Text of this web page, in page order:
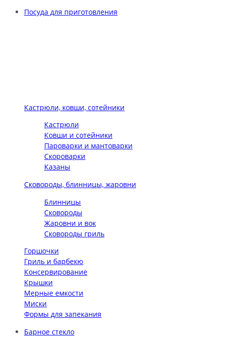
Посуда для приготовления
Кастрюли, ковши, сотейники
Кастрюли
Ковши и сотейники
Пароварки и мантоварки
Скороварки
Казаны
Сковороды, блинницы, жаровни
Блинницы
Сковороды
Жаровни и вок
Сковороды гриль
Горшочки
Гриль и барбекю
Консервирование
Крышки
Мерные емкости
Миски
Формы для запекания
Барное стекло